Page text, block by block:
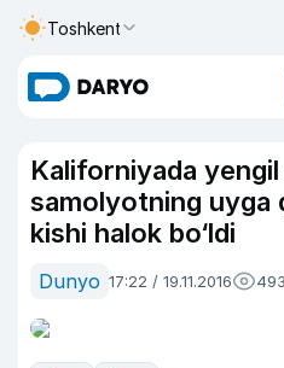
Toshkent
Kaliforniyada
samolyotning uyga
kishi halok bo‘ldi
Dunyo 17:22 / 19.11.2016 493